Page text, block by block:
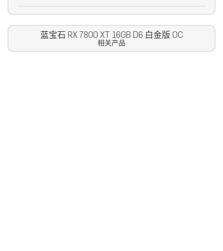
蓝宝石 RX 7800 XT 16GB D6 白金版 OC
相关产品